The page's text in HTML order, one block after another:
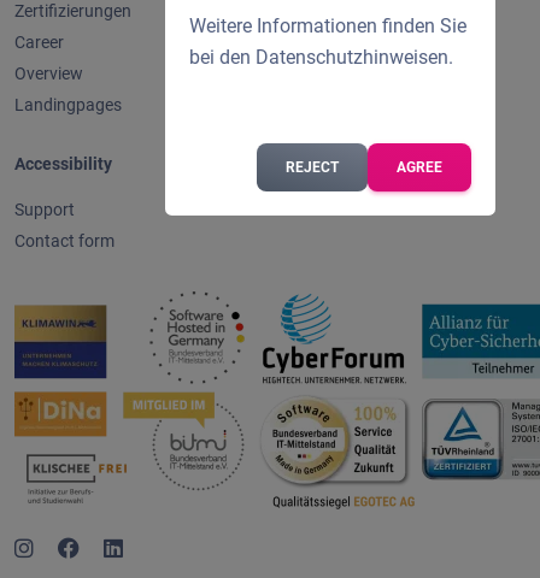
Zertifizierungen
Career
Overview
Landingpages
Accessibility
Support
Contact form
Weitere Informationen finden Sie
bei den Datenschutzhinweisen.
REJECT AGREE